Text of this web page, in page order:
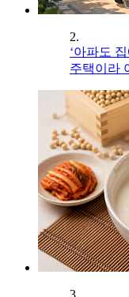
2.
‘아파도
주택이라